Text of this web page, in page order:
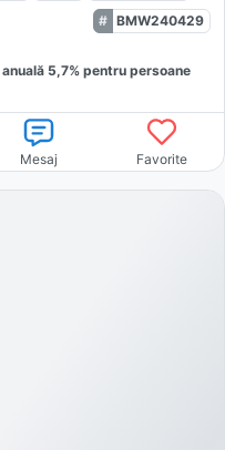
BMW240429
anuală 5,7% pentru persoane
Mesaj Favorite